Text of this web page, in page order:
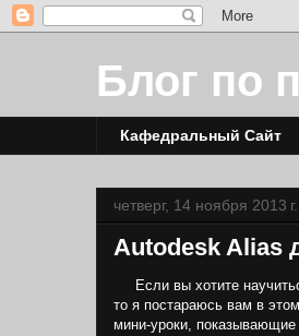
Блог по
Кафедральный Сайт
четверг, 14 ноября 2013 г.
Autodesk Alias
Если вы хотите
то я постараюсь вам в
мини-уроки,